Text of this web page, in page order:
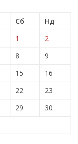
Сб
Нд
1
2
8
9
15
16
22
23
29
30